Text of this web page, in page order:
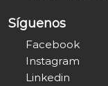
Síguenos
Facebook
Instagram
Linkedin